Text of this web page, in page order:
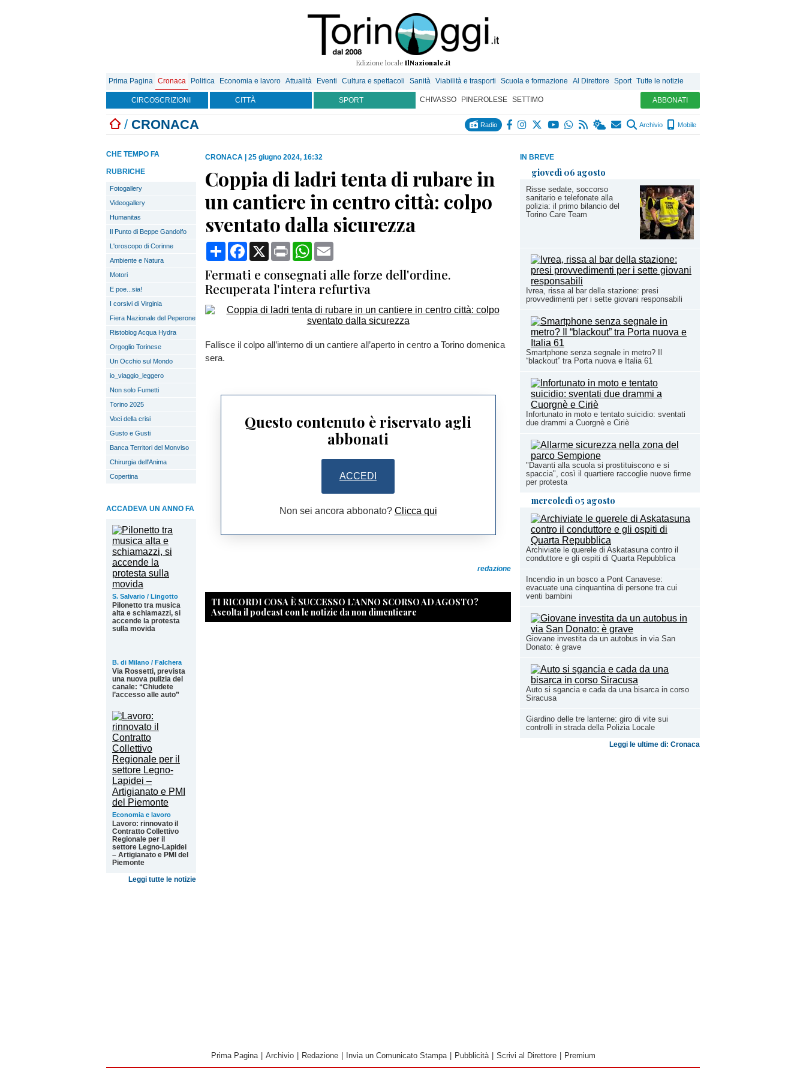
Edizione locale IlNazionale.it
Prima Pagina Cronaca Politica Economia e lavoro Attualità Eventi Cultura e spettacoli Sanità Viabilità e trasporti Scuola e formazione Al Direttore Sport Tutte le notizie
CIRCOSCRIZIONI CITTÀ SPORT CHIVASSO PINEROLESE SETTIMO ABBONATI
/ CRONACA Radio Archivio Mobile
IN BREVE
giovedì 06 agosto
Risse sedate, soccorso
sanitario e telefonate alla
polizia: il primo bilancio del
Torino Care Team
Ivrea, rissa al bar della stazione: presi
provvedimenti per i sette giovani responsabili
Smartphone senza segnale in metro? Il
“blackout” tra Porta nuova e Italia 61
Infortunato in moto e tentato suicidio: sventati
due drammi a Cuorgnè e Ciriè
"Davanti alla scuola si prostituiscono e si
spaccia", così il quartiere raccoglie nuove firme
per protesta
mercoledì 05 agosto
Archiviate le querele di Askatasuna contro il
conduttore e gli ospiti di Quarta Repubblica
Incendio in un bosco a Pont Canavese:
evacuate una cinquantina di persone tra cui
venti bambini
Giovane investita da un autobus in via San
Donato: è grave
Auto si sgancia e cada da una bisarca in corso
Siracusa
Giardino delle tre lanterne: giro di vite sui
controlli in strada della Polizia Locale
Leggi le ultime di: Cronaca
CHE TEMPO FA
RUBRICHE
Fotogallery
Videogallery
Humanitas
Il Punto di Beppe Gandolfo
L'oroscopo di Corinne
Ambiente e Natura
Motori
E poe...sia!
I corsivi di Virginia
Fiera Nazionale del Peperone
Ristoblog Acqua Hydra
Orgoglio Torinese
Un Occhio sul Mondo
io_viaggio_leggero
Non solo Fumetti
Torino 2025
Voci della crisi
Gusto e Gusti
Banca Territori del Monviso
Chirurgia dell'Anima
Copertina
ACCADEVA UN ANNO FA
S. Salvario / Lingotto
Pilonetto tra musica
alta e schiamazzi, si
accende la protesta
sulla movida
B. di Milano / Falchera
Via Rossetti, prevista
una nuova pulizia del
canale: “Chiudete
l’accesso alle auto”
Economia e lavoro
Lavoro: rinnovato il
Contratto Collettivo
Regionale per il
settore Legno-Lapidei
– Artigianato e PMI del
Piemonte
Leggi tutte le notizie
CRONACA 25 giugno 2024, 16:32
Coppia di ladri tenta di rubare in
un cantiere in centro città: colpo
sventato dalla sicurezza
CondividiFacebook
X Print WhatsApp
Fermati e consegnati alle forze dell'ordine.
Recuperata l'intera refurtiva
Fallisce il colpo all’interno di un cantiere all’aperto in centro a Torino domenica
sera.
Questo contenuto è riservato agli
abbonati
ACCEDI
Non sei ancora abbonato? Clicca qui
redazione
TI RICORDI COSA È SUCCESSO L’ANNO SCORSO AD AGOSTO?
Ascolta il podcast con le notizie da non dimenticare
Prima Pagina Archivio Redazione Invia un Comunicato Stampa Pubblicità Scrivi al Direttore Premium